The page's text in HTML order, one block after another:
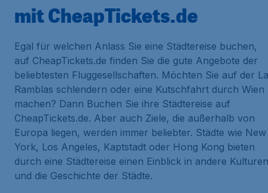
mit CheapTickets.de
Egal für welchen Anlass Sie eine Städtereise buchen,
auf CheapTickets.de finden Sie die gute Angebote der
beliebtesten Fluggesellschaften. Möchten Sie auf der La
Ramblas schlendern oder eine Kutschfahrt durch Wien
machen? Dann Buchen Sie ihre Städtereise auf
CheapTickets.de. Aber auch Ziele, die außerhalb von
Europa liegen, werden immer beliebter. Städte wie New
York, Los Angeles, Kaptstadt oder Hong Kong bieten
durch eine Städtereise einen Einblick in andere Kulturen
und die Geschichte der Städte.